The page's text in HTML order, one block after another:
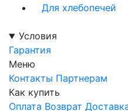
Для хлебопечей
Условия
Гарантия
Меню
Контакты Партнерам
Как купить
Оплата Возврат